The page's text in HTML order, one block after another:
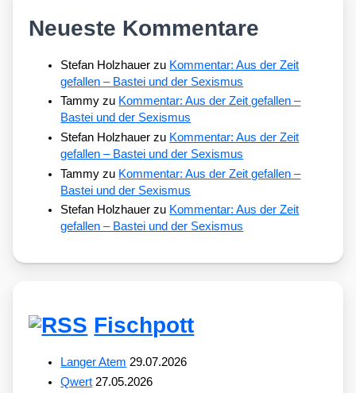
Neueste Kommentare
Stefan Holzhauer zu Kommentar: Aus der Zeit
gefallen – Bastei und der Sexismus
Tammy zu Kommentar: Aus der Zeit gefallen –
Bastei und der Sexismus
Stefan Holzhauer zu Kommentar: Aus der Zeit
gefallen – Bastei und der Sexismus
Tammy zu Kommentar: Aus der Zeit gefallen –
Bastei und der Sexismus
Stefan Holzhauer zu Kommentar: Aus der Zeit
gefallen – Bastei und der Sexismus
Fischpott
Langer Atem 29.07.2026
Qwert 27.05.2026